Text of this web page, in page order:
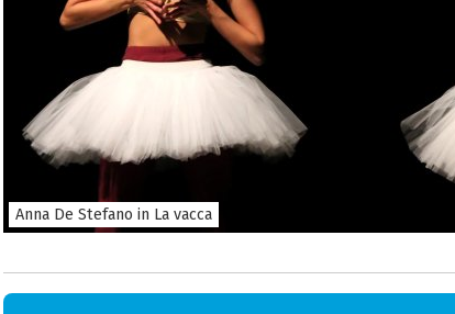
Anna De Stefano in La vacca